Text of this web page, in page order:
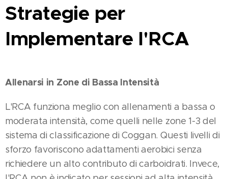
Strategie per
Implementare l'RCA
Allenarsi in Zone di Bassa Intensità
L'RCA funziona meglio con allenamenti a bassa o
moderata intensità, come quelli nelle zone 1-3 del
sistema di classificazione di Coggan. Questi livelli di
sforzo favoriscono adattamenti aerobici senza
richiedere un alto contributo di carboidrati. Invece,